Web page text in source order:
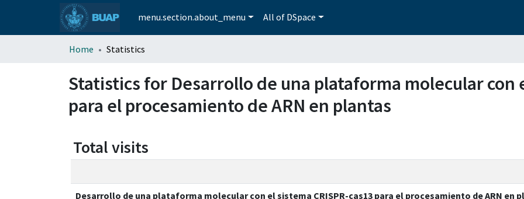
menu.section.about_menu All of DSpace
Home Statistics
Statistics for Desarrollo de una plataforma molecular con
para el procesamiento de ARN en plantas
Total visits
Desarrollo de una plataforma molecular con el sistema CRISPR-cas13 para el procesamiento de ARN en